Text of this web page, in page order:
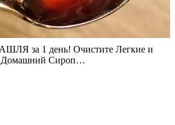
за 1 день! Очистите Легкие и
Домашний Сироп…